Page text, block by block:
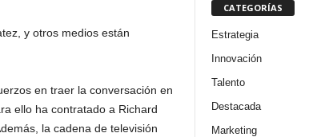
y otros medios están
en traer la conversación en
ello ha contratado a Richard
la cadena de televisión
CATEGORÍAS
Estrategia
Innovación
Talento
Destacada
Marketing